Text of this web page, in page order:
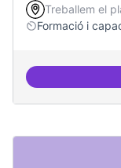
Treballem el
Formació i